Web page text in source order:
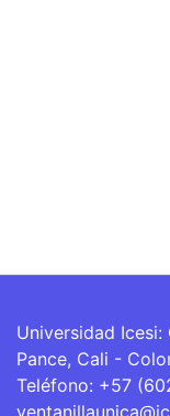
Universidad Icesi:
Pance, Cali -
Teléfono: +57